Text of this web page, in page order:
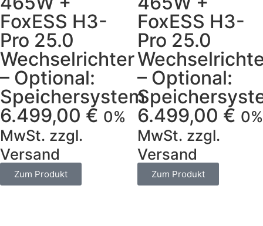
FoxESS H3-
Pro 25.0
Wechselrichter
– Optional:
Speichersystem
6.499,00 € 0%
MwSt. zzgl.
Versand
Zum Produkt
FoxESS H3-
Pro 25.0
– Optional:
6.499,00 € 0%
MwSt. zzgl.
Versand
Zum Produkt